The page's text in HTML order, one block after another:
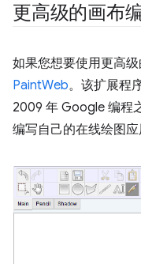
更高级的画布
如果您想要使用更高
PaintWeb。该扩展程
2009 年 Google 编程
编写自己的在线绘图应